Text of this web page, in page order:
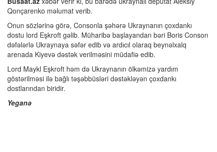
Qonçarenko məlumat verib.
Onun sözlərinə görə, Consonla şəhərə Ukraynanın çoxdankı
dostu lord Eşkroft gəlib. Müharibə başlayandan bəri Boris Conson
dəfələrlə Ukraynaya səfər edib və ardıcıl olaraq beynəlxalq
arenada Kiyevə dəstək verilməsini müdafiə edib.
Lord Maykl Eşkroft həm də Ukraynanın ölkəmizə yardım
göstərilməsi ilə bağlı təşəbbüsləri dəstəkləyən çoxdankı
dostlarından biridir.
Yeganə